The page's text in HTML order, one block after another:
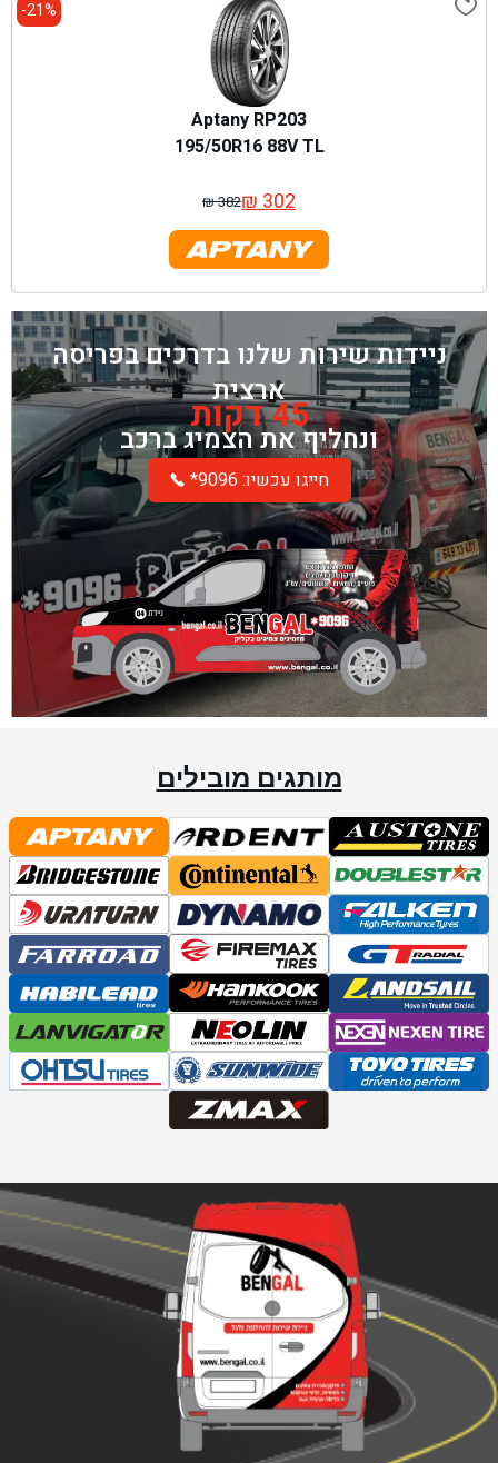
21%-
Aptany RP203
195/50R16 88V TL
₪382
המחיר
המקורי
היה:
₪ 382.
₪302 המחיר
הנוכחי
הוא:
₪ 302.
ניידות שירות שלנו בדרכים בפריסה
ארצית
45 דקות
ונחליף את הצמיג ברכב
*חייגו עכשיו: 9096
מותגים מובילים